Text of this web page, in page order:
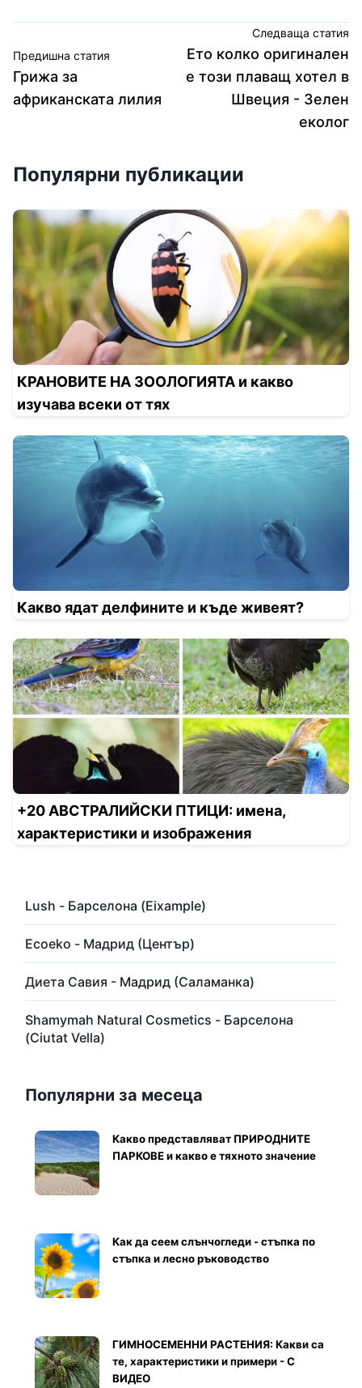
Предишна статия
Грижа за
африканската лилия
Следваща статия
Ето колко оригинален
е този плаващ хотел в
Швеция - Зелен
еколог
Популярни публикации
КРАНОВИТЕ НА ЗООЛОГИЯТА и какво
изучава всеки от тях
Какво ядат делфините и къде живеят?
+20 АВСТРАЛИЙСКИ ПТИЦИ: имена,
характеристики и изображения
Lush - Барселона (Eixample)
Ecoeko - Мадрид (Център)
Диета Савия - Мадрид (Саламанка)
Shamymah Natural Cosmetics - Барселона
(Ciutat Vella)
Популярни за месеца
Какво представляват ПРИРОДНИТЕ
ПАРКОВЕ и какво е тяхното значение
Как да сеем слънчогледи - стъпка по
стъпка и лесно ръководство
ГИМНОСЕМЕННИ РАСТЕНИЯ: Какви са
те, характеристики и примери - С
ВИДЕО